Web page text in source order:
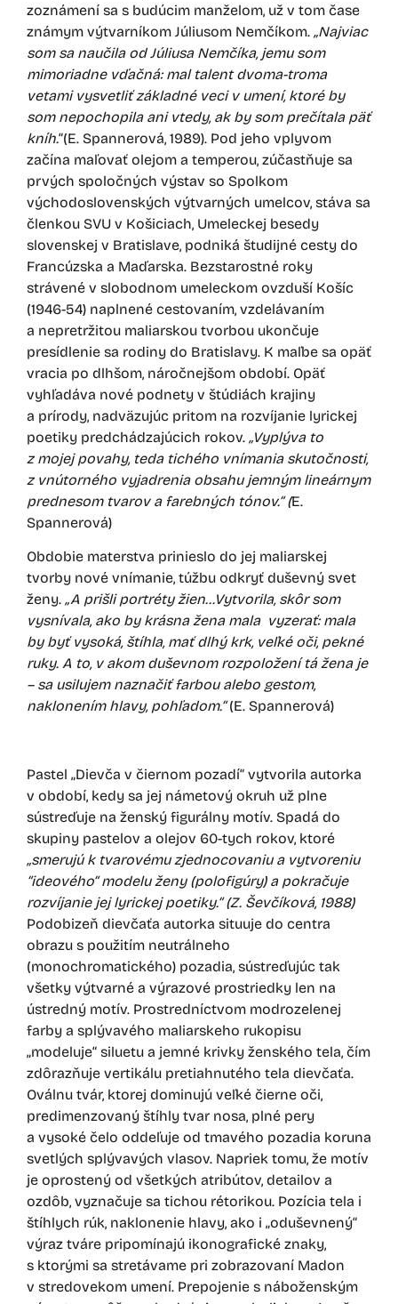
zoznámení sa s budúcim manželom, už v tom čase
známym výtvarníkom Júliusom Nemčíkom. „Najviac
som sa naučila od Júliusa Nemčíka, jemu som
mimoriadne vďačná: mal talent dvoma-troma
vetami vysvetliť základné veci v umení, ktoré by
som nepochopila ani vtedy, ak by som prečítala päť
kníh.“(E. Spannerová, 1989). Pod jeho vplyvom
začína maľovať olejom a temperou, zúčastňuje sa
prvých spoločných výstav so Spolkom
východoslovenských výtvarných umelcov, stáva sa
členkou SVU v Košiciach, Umeleckej besedy
slovenskej v Bratislave, podniká študijné cesty do
Francúzska a Maďarska. Bezstarostné roky
strávené v slobodnom umeleckom ovzduší Košíc
(1946-54) naplnené cestovaním, vzdelávaním
a nepretržitou maliarskou tvorbou ukončuje
presídlenie sa rodiny do Bratislavy. K maľbe sa opäť
vracia po dlhšom, náročnejšom období. Opäť
vyhľadáva nové podnety v štúdiách krajiny
a prírody, nadväzujúc pritom na rozvíjanie lyrickej
poetiky predchádzajúcich rokov. „Vyplýva to
z mojej povahy, teda tichého vnímania skutočnosti,
z vnútorného vyjadrenia obsahu jemným lineárnym
prednesom tvarov a farebných tónov.“ (E.
Spannerová)
Obdobie materstva prinieslo do jej maliarskej
tvorby nové vnímanie, túžbu odkryť duševný svet
ženy. „A prišli portréty žien…Vytvorila, skôr som
vysnívala, ako by krásna žena mala vyzerať: mala
by byť vysoká, štíhla, mať dlhý krk, veľké oči, pekné
ruky. A to, v akom duševnom rozpoložení tá žena je
– sa usilujem naznačiť farbou alebo gestom,
naklonením hlavy, pohľadom.“(E. Spannerová)
Pastel „Dievča v čiernom pozadí“ vytvorila autorka
v období, kedy sa jej námetový okruh už plne
sústreďuje na ženský figurálny motív. Spadá do
skupiny pastelov a olejov 60-tych rokov, ktoré
„smerujú k tvarovému zjednocovaniu a vytvoreniu
“ideového“ modelu ženy (polofigúry) a pokračuje
rozvíjanie jej lyrickej poetiky.“ (Z. Ševčíková, 1988)
Podobizeň dievčaťa autorka situuje do centra
obrazu s použitím neutrálneho
(monochromatického) pozadia, sústreďujúc tak
všetky výtvarné a výrazové prostriedky len na
ústredný motív. Prostredníctvom modrozelenej
farby a splývavého maliarskeho rukopisu
„modeluje“ siluetu a jemné krivky ženského tela, čím
zdôrazňuje vertikálu pretiahnutého tela dievčaťa.
Oválnu tvár, ktorej dominujú veľké čierne oči,
predimenzovaný štíhly tvar nosa, plné pery
a vysoké čelo oddeľuje od tmavého pozadia koruna
svetlých splývavých vlasov. Napriek tomu, že motív
je oprostený od všetkých atribútov, detailov a
ozdôb, vyznačuje sa tichou rétorikou. Pozícia tela i
štíhlych rúk, naklonenie hlavy, ako i „oduševnený“
výraz tváre pripomínajú ikonografické znaky,
s ktorými sa stretávame pri zobrazovaní Madon
v stredovekom umení. Prepojenie s náboženským